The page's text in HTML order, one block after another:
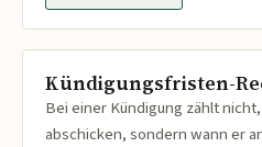
Kündigungsfristen-
Bei einer Kündigung zählt
abschicken, sondern wann er